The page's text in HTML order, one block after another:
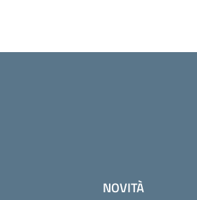
NOVITÀ